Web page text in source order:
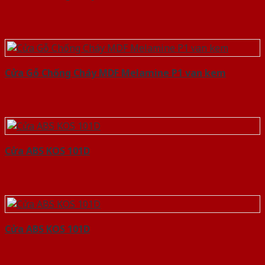
Cửa Gỗ Chống Cháy MDF Melamine P1 van kem
Cửa ABS KOS 101D
Cửa ABS KOS 101D